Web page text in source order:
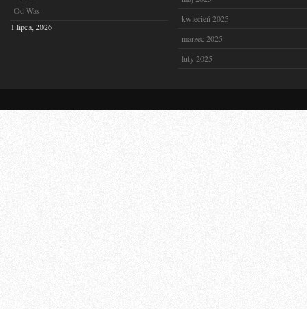
Od Was
1 lipca, 2026
kwiecień 2025
marzec 2025
luty 2025